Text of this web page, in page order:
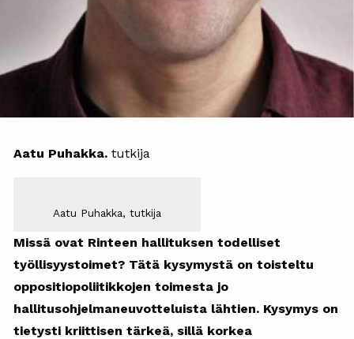
Aatu Puhakka. tutkija
Aatu Puhakka, tutkija
Missä ovat Rinteen hallituksen todelliset
työllisyystoimet? Tätä kysymystä on toisteltu
oppositiopoliitikkojen toimesta jo
hallitusohjelmaneuvotteluista lähtien. Kysymys on
tietysti kriittisen tärkeä, sillä korkea